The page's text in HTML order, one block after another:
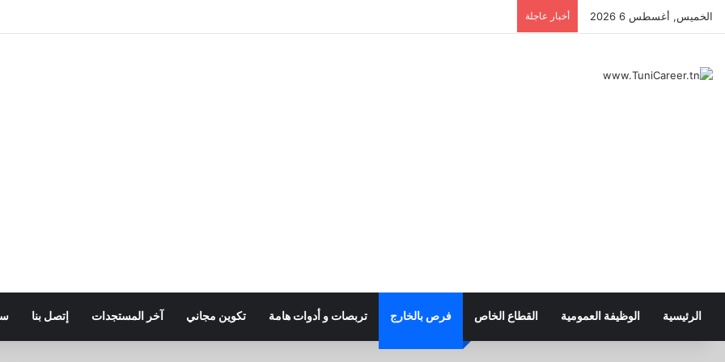
الخميس, أغسطس 6 2026 أخبار عاجلة
الرئيسية الوظيفة العمومية القطاع الخاص فرص بالخارج تربصات و أدوات هامة تكوين مجاني آخر المستجدات إتصل بنا